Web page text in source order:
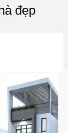
đẹp